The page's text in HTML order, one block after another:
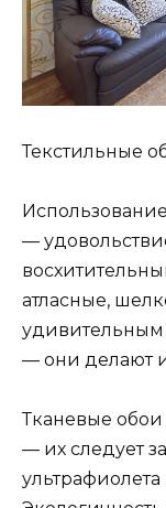
Текстильные
—
атласные,
— они делают
Тканевые обои
— их следует
ультрафиолета